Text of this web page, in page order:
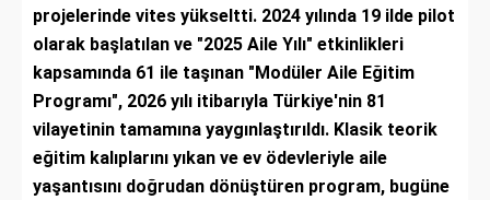
projelerinde vites yükseltti. 2024 yılında 19 ilde pilot
olarak başlatılan ve "2025 Aile Yılı" etkinlikleri
kapsamında 61 ile taşınan "Modüler Aile Eğitim
Programı", 2026 yılı itibarıyla Türkiye'nin 81
vilayetinin tamamına yaygınlaştırıldı. Klasik teorik
eğitim kalıplarını yıkan ve ev ödevleriyle aile
yaşantısını doğrudan dönüştüren program, bugüne